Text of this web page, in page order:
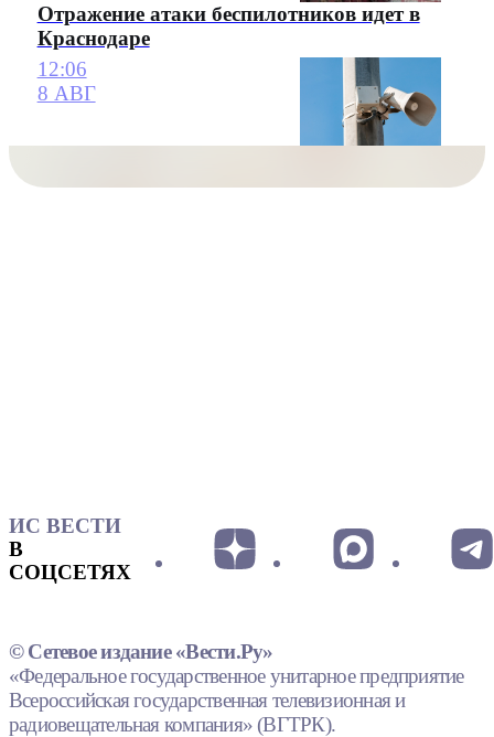
Отражение атаки беспилотников идет в
Краснодаре
12:06
8 АВГ
ИС ВЕСТИ
В
СОЦСЕТЯХ
© Сетевое издание «Вести.Ру»
«Федеральное государственное унитарное предприятие
Всероссийская государственная телевизионная и
радиовещательная компания» (ВГТРК).